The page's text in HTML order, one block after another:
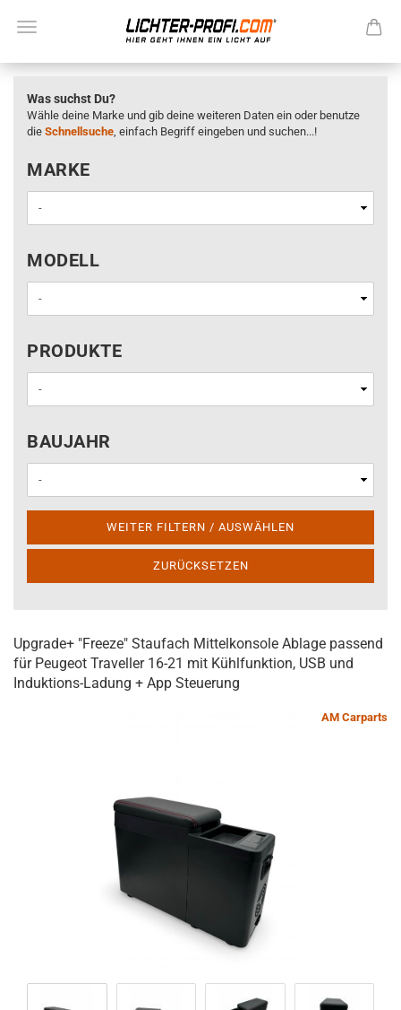
Was suchst Du?
Wähle deine Marke und gib deine weiteren Daten ein oder benutze
die Schnellsuche, einfach Begriff eingeben und suchen...!
MARKE
MARKE
MODELL
MODELL
PRODUKTE
PRODUKTE
BAUJAHR
BAUJAHR
WEITER FILTERN / AUSWÄHLEN
ZURÜCKSETZEN
Upgrade+ "Freeze" Staufach Mittelkonsole Ablage passend
für Peugeot Traveller 16-21 mit Kühlfunktion, USB und
Induktions-Ladung + App Steuerung
AM Carparts